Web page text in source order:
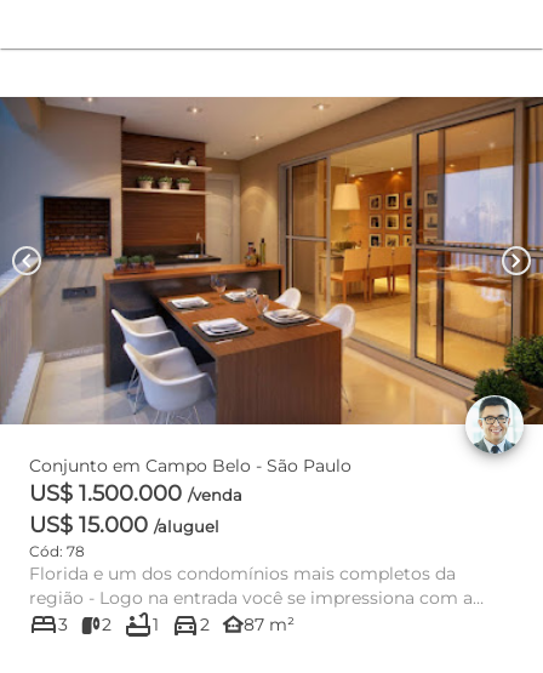
chevron_left chevron_right
Conjunto em Campo Belo - São Paulo
US$ 1.500.000 /venda
US$ 15.000 /aluguel
Cód: 78
Florida e um dos condomínios mais completos da
região - Logo na entrada você se impressiona com a
grandeza do empreendim...
bed3 2 bathtub1 directions_car2 other_houses87 m²